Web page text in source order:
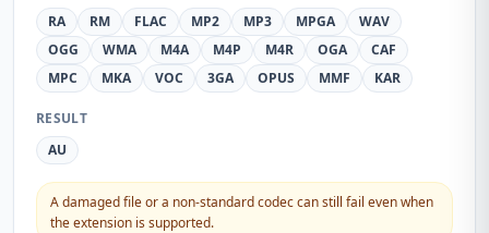
RA
RM FLAC MP2 MP3 MPGA
WAV
OGG
WMA M4A M4P M4R OGA
CAF
MPC
MKA VOC 3GA OPUS MMF KAR
RESULT
AU
A damaged file or a non-standard codec can still fail even when
the extension is supported.